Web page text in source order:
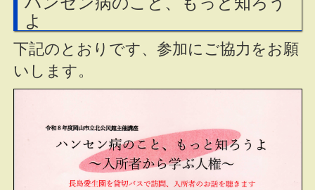
よ
下記のとおりです、参加にご協力をお願
いします。